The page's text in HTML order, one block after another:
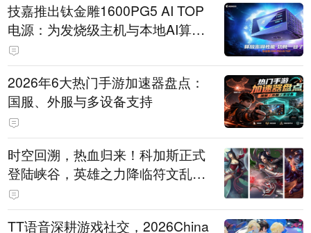
技嘉推出钛金雕1600PG5 AI TOP
电源：为发烧级主机与本地AI算力
打造旗舰供电方案
2026年6大热门手游加速器盘点：
国服、外服与多设备支持
时空回溯，热血归来！科加斯正式
登陆峡谷，英雄之力降临符文乱
斗！
TT语音深耕游戏社交，2026China